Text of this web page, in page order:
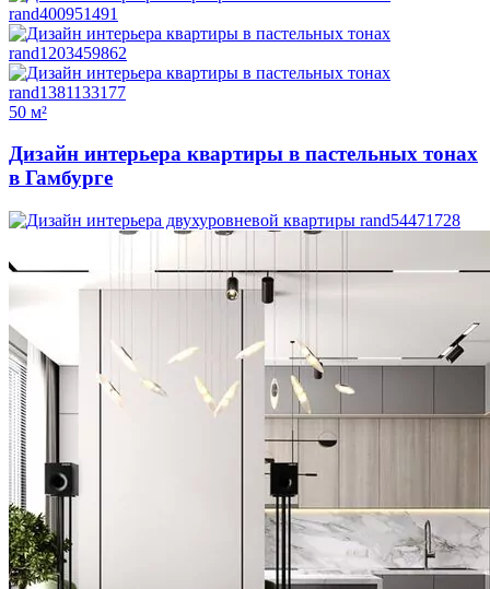
50 м²
Дизайн интерьера квартиры в пастельных тонах
в Гамбурге